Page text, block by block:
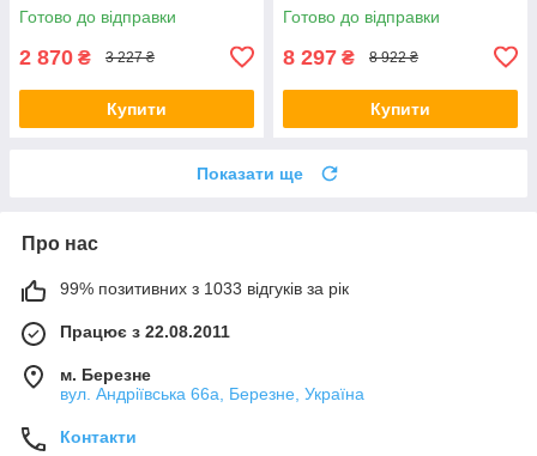
Готово до відправки
2 870 ₴ 3 227 ₴
Купити
Готово до відправки
8 297 ₴ 8 922 ₴
Купити
Показати ще
Про нас
99% позитивних з 1033 відгуків за рік
Працює з 22.08.2011
м. Березне
вул. Андріївська 66а, Березне, Україна
Контакти